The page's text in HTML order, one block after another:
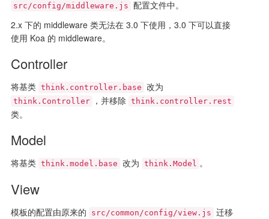
src/config/middleware.js 配置文件中。
2.x 下的 middleware 类无法在 3.0 下使用，3.0 下可以直接
使用 Koa 的 middleware。
Controller
将基类 think.controller.base 改为
think.Controller ，并移除 think.controller.rest
类。
Model
将基类 think.model.base 改为 think.Model 。
View
模板的配置由原来的 src/common/config/view.js 迁移